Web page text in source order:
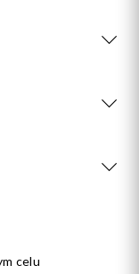
celu